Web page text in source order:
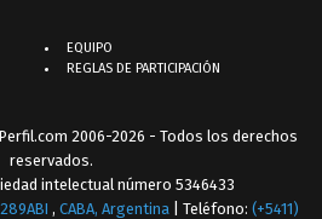
EQUIPO
REGLAS DE PARTICIPACIÓN
2006-2026 - Todos los derechos
reservados.
intelectual número 5346433
, CABA, Argentina | Teléfono: (+5411)